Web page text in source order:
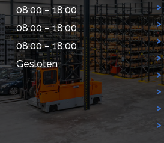
08:00 – 18:00
08:00 – 18:00
08:00 – 18:00
Gesloten